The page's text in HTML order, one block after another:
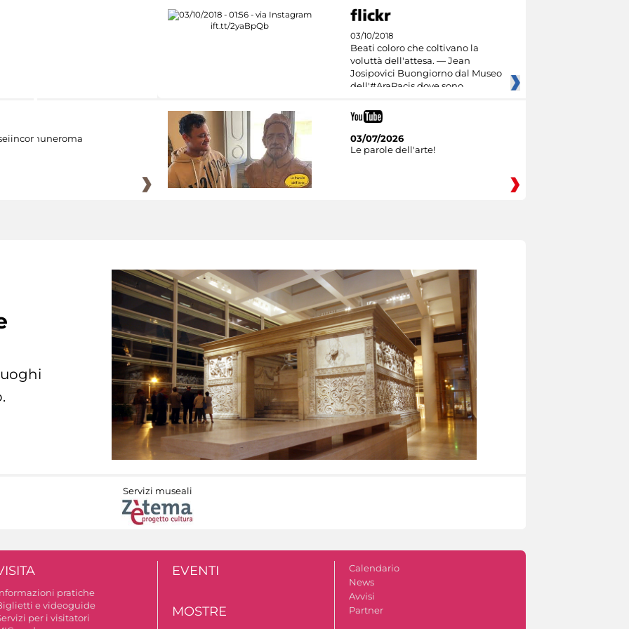
03/10/2018
Beati coloro che coltivano la
voluttà dell'attesa. — Jean
Josipovici Buongiorno dal Museo
dell'#AraPacis dove sono
03/07/2026
Le parole dell'arte!
Servizi museali
pratiche
e videoguide
per i visitatori
EVENTI
MOSTRE
Calendario
News
Avvisi
Partner